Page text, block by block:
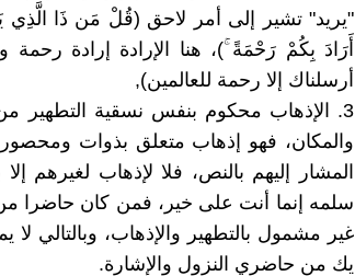
"يريد" تشير إلى أمر لاحق (قُلْ مَن ذَا الَّذِي
أَرَادَ بِكُمْ رَحْمَةً ۚ)، هنا الإرادة إرادة
أرسلناك إلا رحمة للعالمين),
3. الإذهاب محكوم بنفس نسقية التطهير
والمكان، فهو إذهاب متعلق بذوات
المشار إليهم بالنص، فلا لإذهاب لغيرهم
سلمه إنما أنت على خير، فمن كان حاضرا
غير مشمول بالتطهير والإذهاب، وبالتالي
يك من حاضري النزول والإشارة.